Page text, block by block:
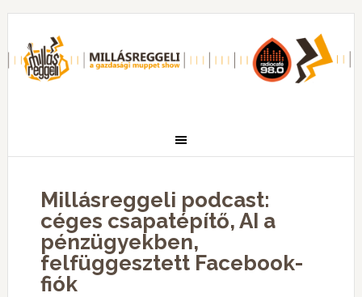
Millásreggeli podcast:
céges csapatépítő, AI a
pénzügyekben,
felfüggesztett Facebook-
fiók